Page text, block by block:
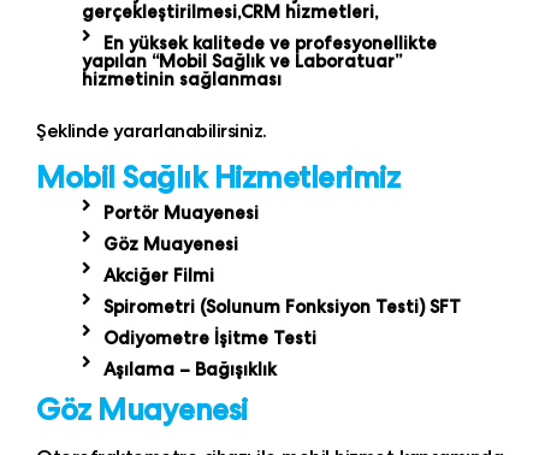
gerçekleştirilmesi,CRM hizmetleri,
En yüksek kalitede ve profesyonellikte
yapılan “Mobil Sağlık ve Laboratuar”
hizmetinin sağlanması
Şeklinde yararlanabilirsiniz.
Mobil Sağlık Hizmetlerimiz
Portör Muayenesi
Göz Muayenesi
Akciğer Filmi
Spirometri (Solunum Fonksiyon Testi) SFT
Odiyometre İşitme Testi
Aşılama – Bağışıklık
Göz Muayenesi